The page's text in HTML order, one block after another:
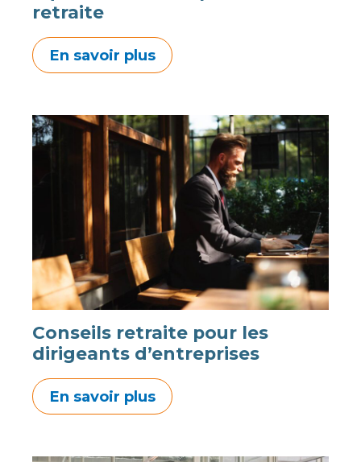
retraite
En savoir plus
Conseils retraite pour les
dirigeants d’entreprises
En savoir plus